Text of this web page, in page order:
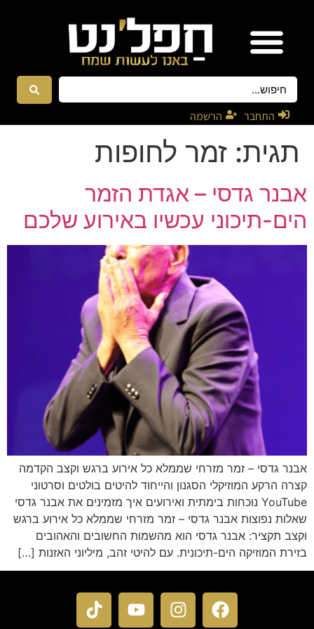
התחבר הרשמה
תגית: זמר לחופות
אבנר גדסי – אגדת הזמר
הים-תיכוני עכשיו באירוע שלכם
אבנר גדסי – זמר מזרחי שממלא כל אירוע ברגש וקצב הקדמה
קצרה הרקע המוזיקלי הסגנון והייחוד להיטים בולטים וסרטוני
YouTube נוכחות בימתית ואירועים איך מזמינים את אבנר גדסי
שאלות נפוצות אבנר גדסי – זמר מזרחי שממלא כל אירוע ברגש
וקצב תקציר: אבנר גדסי הוא מהשמות החשובים והאהובים
בזירת המוזיקה הים-תיכונית. עם להיטי זהב, מיליוני האזנות […]